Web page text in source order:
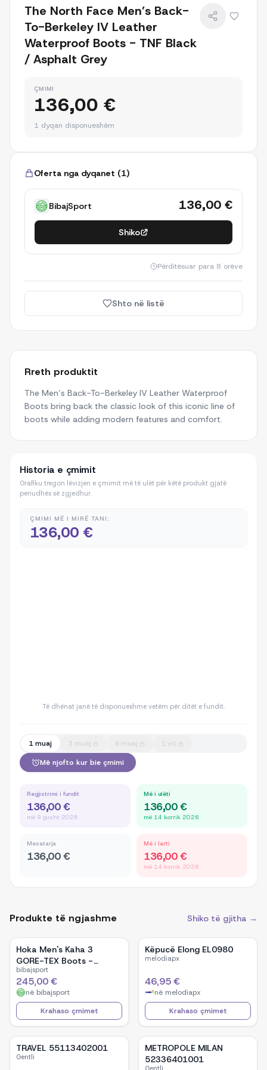
The North Face Men’s Back-
To-Berkeley IV Leather
Waterproof Boots - TNF Black
/ Asphalt Grey
ÇMIMI
136,00 €
1 dyqan disponueshëm
Oferta nga dyqanet (1)
BibajSport 136,00 €
Shiko
Përditësuar para 8 orëve
Shto në listë
Rreth produktit
The Men’s Back-To-Berkeley IV Leather Waterproof
Boots bring back the classic look of this iconic line of
boots while adding modern features and comfort.
Historia e çmimit
Grafiku tregon lëvizjen e çmimit më të ulët për këtë produkt gjatë
periudhës së zgjedhur.
ÇMIMI MË I MIRË TANI:
136,00 €
Të dhënat janë të disponueshme vetëm për ditët e fundit.
1 muaj 3 muaj 6 muaj 1 vit
Më njofto kur bie çmimi
Regjistrimi i fundit
136,00 €
më 9 gusht 2026
Më i ulëti
136,00 €
më 14 korrik 2026
Mesatarja
136,00 €
Më i larti
136,00 €
më 14 korrik 2026
Produkte të ngjashme Shiko të gjitha →
Hoka Men's Kaha 3
GORE-TEX Boots -
Nettle Leaf / Barley Flour
bibajsport
245,00 €
në bibajsport
Krahaso çmimet
Këpucë Elong EL0980
melodiapx
46,95 €
në melodiapx
Krahaso çmimet
TRAVEL 55113402001
Gentli
METROPOLE MILAN
52336401001
Gentli